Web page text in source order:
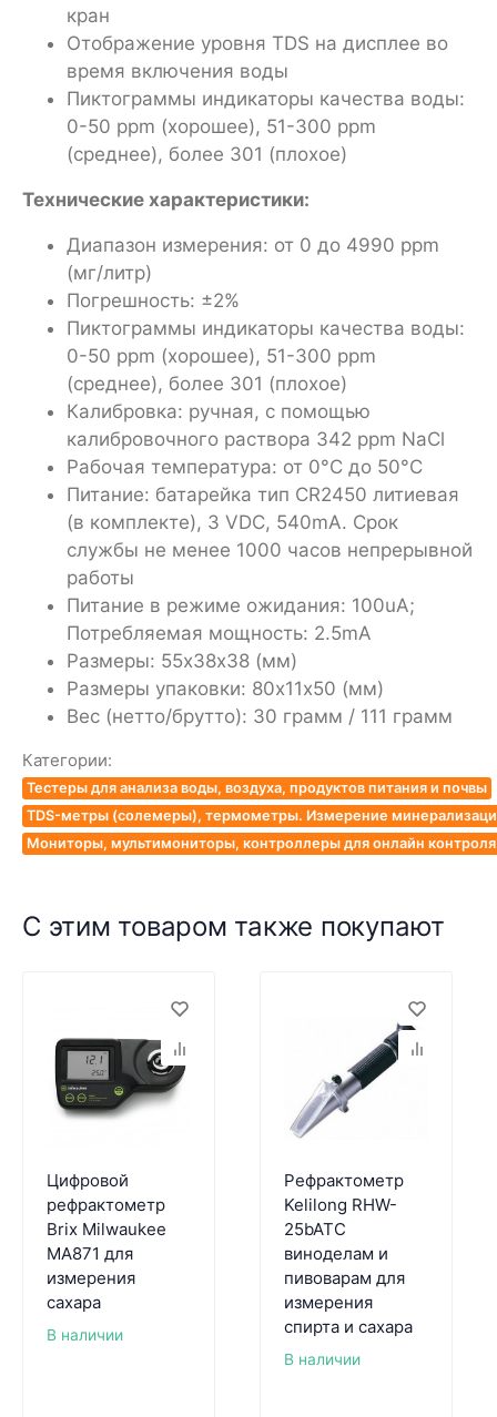
кран
Отображение уровня TDS на дисплее во
время включения воды
Пиктограммы индикаторы качества воды:
0-50 ppm (хорошее), 51-300 ppm
(среднее), более 301 (плохое)
Технические характеристики:
Диапазон измерения: от 0 до 4990 ppm
(мг/литр)
Погрешность: ±2%
Пиктограммы индикаторы качества воды:
0-50 ppm (хорошее), 51-300 ppm
(среднее), более 301 (плохое)
Калибровка: ручная, с помощью
калибровочного раствора 342 ppm NaCl
Рабочая температура: от 0°C до 50°C
Питание: батарейка тип CR2450 литиевая
(в комплекте), 3 VDC, 540mA. Срок
службы не менее 1000 часов непрерывной
работы
Питание в режиме ожидания: 100uA;
Потребляемая мощность: 2.5mA
Размеры: 55x38х38 (мм)
Размеры упаковки: 80x11х50 (мм)
Вес (нетто/брутто): 30 грамм / 111 грамм
Категории:
Тестеры для анализа воды, воздуха, продуктов питания и почвы
TDS-метры (солемеры), термометры. Измерение
Мониторы, мультимониторы, контроллеры для онлайн контроля
С этим товаром также покупают
Цифровой
рефрактометр
Brix Milwaukee
MA871 для
измерения
сахара
В наличии
Рефрактометр
Kelilong RHW-
25bATC
виноделам и
пивоварам для
измерения
спирта и сахара
В наличии